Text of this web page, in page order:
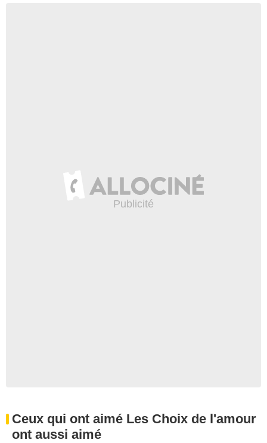
Ceux qui ont aimé Les Choix de l'amour
ont aussi aimé